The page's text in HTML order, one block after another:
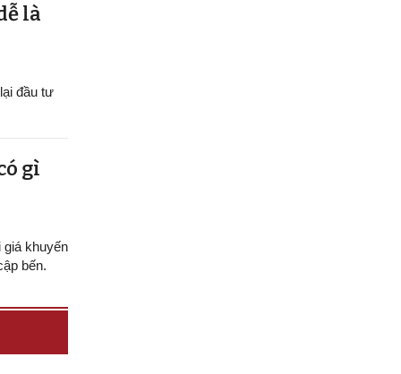
là
đầu tư
gì
khuyến
bến.